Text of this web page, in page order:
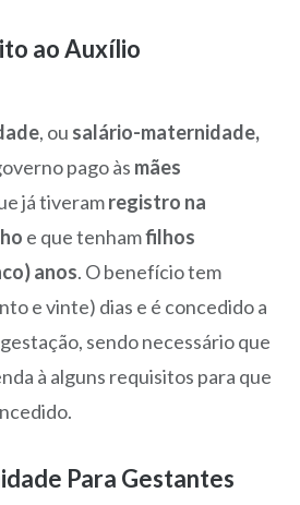
ao Auxílio
, ou salário-maternidade,
pago às mães
já tiveramregistro na
e que tenhamfilhos
anos. O benefício tem
e vinte) dias e é concedido a
sendo necessário que
à alguns requisitos para que
Para Gestantes